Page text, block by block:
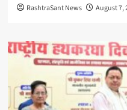
RashtraSant News August 7,